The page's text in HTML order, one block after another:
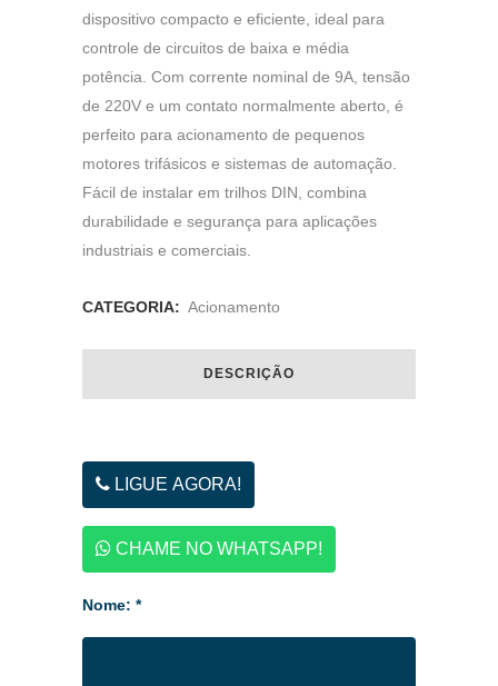
dispositivo compacto e eficiente, ideal para
controle de circuitos de baixa e média
potência. Com corrente nominal de 9A, tensão
de 220V e um contato normalmente aberto, é
perfeito para acionamento de pequenos
motores trifásicos e sistemas de automação.
Fácil de instalar em trilhos DIN, combina
durabilidade e segurança para aplicações
industriais e comerciais.
CATEGORIA: Acionamento
DESCRIÇÃO
LIGUE AGORA!
CHAME NO WHATSAPP!
Nome: *